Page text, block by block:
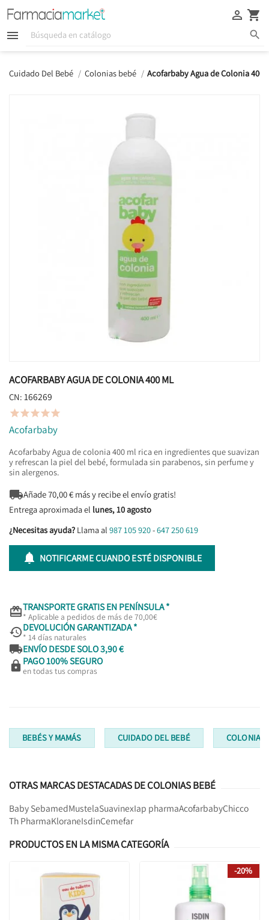
  
 
Cuidado Del Bebé Colonias bebé Acofarbaby Agua de Colonia 400
ACOFARBABY AGUA DE COLONIA 400 ML
CN: 166269

Acofarbaby
Acofarbaby Agua de colonia 400 ml rica en ingredientes que suavizan
y refrescan la piel del bebé, formulada sin parabenos, sin perfume y
sin alergenos.
Añade70,00€ más y recibe el envío gratis!
Entrega aproximada el lunes, 10 agosto
¿Necesitas ayuda? Llama al 987 105 920-647 250 619
 NOTIFICARME CUANDO ESTÉ DISPONIBLE
TRANSPORTE GRATIS EN PENÍNSULA *
* Aplicable a pedidos de más de 70,00€
DEVOLUCIÓN GARANTIZADA *
* 14 días naturales
ENVÍO DESDE SOLO 3,90 €
 PAGO 100% SEGURO
en todas tus compras
BEBÉS Y MAMÁS CUIDADO DEL BEBÉ COLONIAS
OTRAS MARCAS DESTACADAS DE COLONIAS BEBÉ
Baby SebamedMustelaSuavinexIap pharmaAcofarbabyChicco
Th PharmaKloraneIsdinCemefar
PRODUCTOS EN LA MISMA CATEGORÍA
-20%